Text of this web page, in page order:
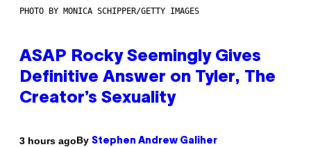
PHOTO BY MONICA SCHIPPER/GETTY IMAGES
ASAP Rocky Seemingly Gives
Definitive Answer on Tyler, The
Creator’s Sexuality
3 hours agoBy Stephen Andrew Galiher